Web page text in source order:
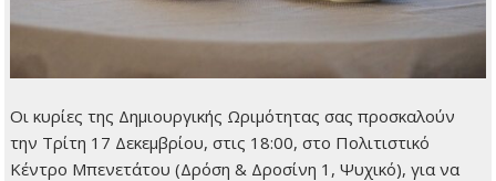
Οι κυρίες της Δημιουργικής Ωριμότητας σας προσκαλούν
την Τρίτη 17 Δεκεμβρίου, στις 18:00, στο Πολιτιστικό
Κέντρο Μπενετάτου (Δρόση & Δροσίνη 1, Ψυχικό), για να